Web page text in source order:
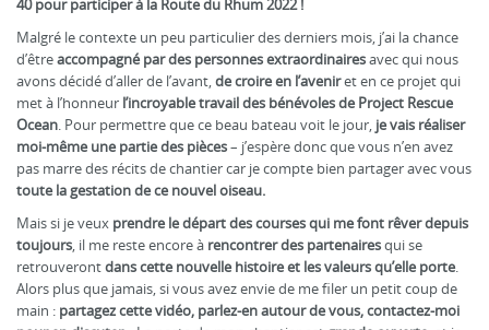
40 pour participer à la Route du Rhum 2022 !
Malgré le contexte un peu particulier des derniers mois, j’ai la chance
d’êtreaccompagné par des personnes extraordinairesavec qui nous
avons décidé d’aller de l’avant,de croire en l’aveniret en ce projet qui
met à l’honneur l’incroyable travail des bénévoles de Project Rescue
Ocean. Pour permettre que ce beau bateau voit le jour, je vais réaliser
moi-même une partie des pièces– j’espère donc que vous n’en avez
pas marre des récits de chantier car je compte bien partager avec vous
toute la gestation de ce nouvel oiseau.
Mais si je veux prendre le départ des courses qui me font rêver depuis
toujours, il me reste encore à rencontrer des partenairesqui se
retrouverontdans cette nouvelle histoire et les valeurs qu’elle porte.
Alors plus que jamais, si vous avez envie de me filer un petit coup de
main : partagez cette vidéo, parlez-en autour de vous, contactez-moi